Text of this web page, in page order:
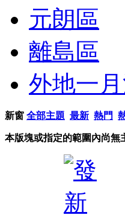
元朗區
離島區
外地一
新窗 全部主題 最新 熱門
本版塊或指定的範圍內尚無